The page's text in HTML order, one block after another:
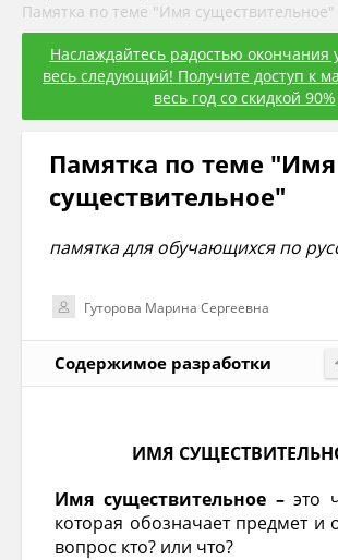
Памятка по теме "Имя существительное"
Наслаждайтесь радостью окончания
весь следующий! Получите доступ к
весь год со скидкой 90%
Памятка по теме "Имя
существительное"
памятка для обучающихся по
Гуторова Марина Сергеевна
Содержимое разработки
ИМЯ
Имя существительное –это
которая обозначает предмет и
вопрос кто? или что?